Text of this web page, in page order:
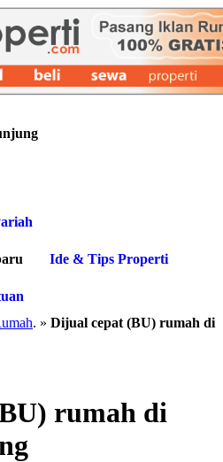
Ide & Tips Properti
. » Dijual cepat (BU) rumah di
rumah di